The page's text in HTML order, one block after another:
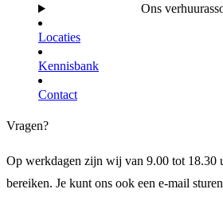
Ons
Locaties
Kennisbank
Contact
Vragen?
Op werkdagen zijn wij van 9.00 tot 18.30
bereiken. Je kunt ons ook een e-mail